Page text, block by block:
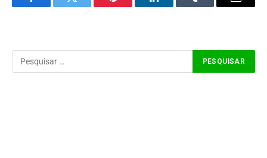
FacebookTwitter Pinterest LinkedInTumblr Email